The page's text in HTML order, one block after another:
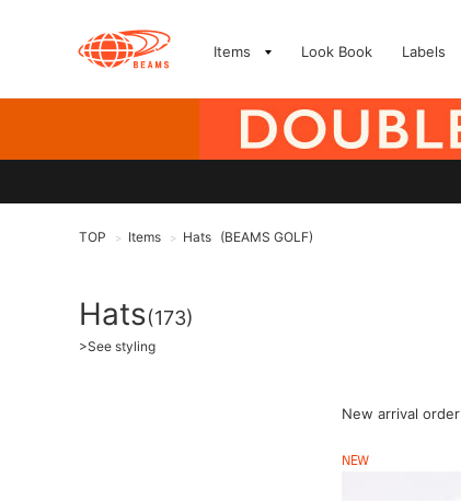
Items Look Book Labels
TOP > Items > Hats (BEAMS GOLF)
Hats(173)
>See styling
New arrival order
NEW